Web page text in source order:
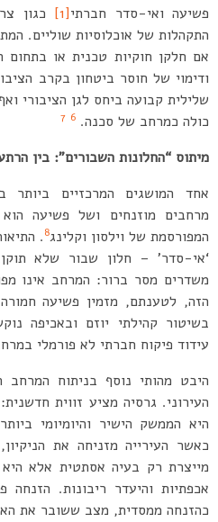
פשיעה ואי-סדר חברתי[1]
כגון
התקהלות של אוכלוסיות שוליים.
אם חלקן חוקיות טכנית או בתחום
ודימוי של חוסר ביטחון בקרב
שלילית קבועה ביחס לגן הציבורי
כולה כמרחב של סכנה. 6
7
מיתוס “החלונות השבורים”: בין
אחד המושגים המרכזיים ביותר
מרחבים מוזנחים ושל פשיעה הוא
המפורסמת של וילסון וקלינג8
.
‘אי-סדר’ – חלון שבור שלא
משדרים מסר ברור: המרחב אינו
הזה, לטענתם, מזמין פשיעה
בשיטור קהילתי יוזם ובאכיפה
עידוד פיקוח חברתי לא פורמלי
היבט מהותי נוסף בניתוח המרחב
העירוני. גרסיה מציע זווית
היא הממשק הישיר והיומיומי
כאשר העירייה מזניחה את
מייצרת רק בעיה אסתטית אלא
אכפתיות והיעדר ריבונות.
כהזנחה ממסדית, מצב ששובר את